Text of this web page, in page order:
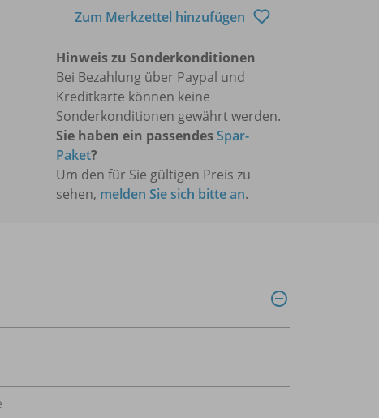
Zum Merkzettel hinzufügen
Hinweis zu Sonderkonditionen
Bei Bezahlung über Paypal und
Kreditkarte können keine
Sonderkonditionen gewährt werden.
Sie haben ein passendesSpar-
Paket?
Um den für Sie gültigen Preis zu
sehen, melden Sie sich bitte an.